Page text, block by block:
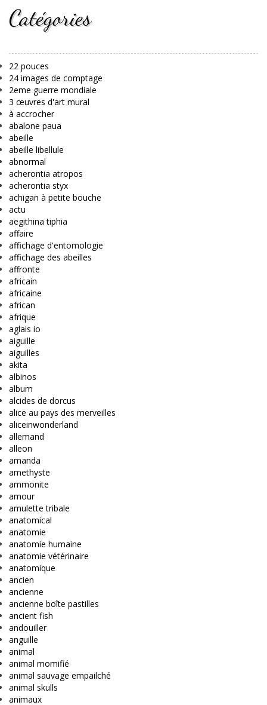
Catégories
22 pouces
24 images de comptage
2eme guerre mondiale
3 œuvres d'art mural
à accrocher
abalone paua
abeille
abeille libellule
abnormal
acherontia atropos
acherontia styx
achigan à petite bouche
actu
aegithina tiphia
affaire
affichage d'entomologie
affichage des abeilles
affronte
africain
africaine
african
afrique
aglais io
aiguille
aiguilles
akita
albinos
album
alcides de dorcus
alice au pays des merveilles
aliceinwonderland
allemand
alleon
amanda
amethyste
ammonite
amour
amulette tribale
anatomical
anatomie
anatomie humaine
anatomie vétérinaire
anatomique
ancien
ancienne
ancienne boîte pastilles
ancient fish
andouiller
anguille
animal
animal momifié
animal sauvage empailché
animal skulls
animaux